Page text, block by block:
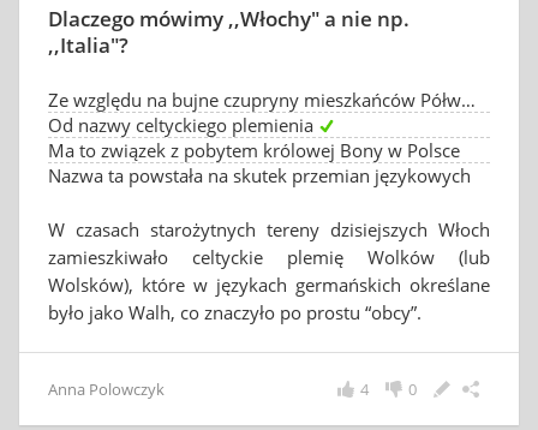
Dlaczego mówimy ,,Włochy" a nie np.
,,Italia"?
Ze względu na bujne czupryny mieszkańców Półwyspu Apenińskiego
Od nazwy celtyckiego plemienia
Ma to związek z pobytem królowej Bony w Polsce
Nazwa ta powstała na skutek przemian językowych
W czasach starożytnych tereny dzisiejszych Włoch
zamieszkiwało celtyckie plemię Wolków (lub
Wolsków), które w językach germańskich określane
było jako Walh, co znaczyło po prostu “obcy”.
Anna Polowczyk 0
4